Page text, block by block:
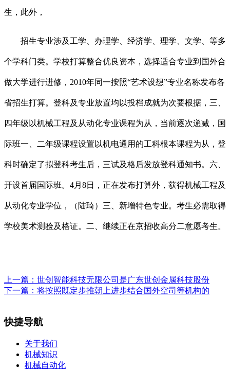
生，此外，
招生专业涉及工学、办理学、经济学、理学、文学、等多
个学科门类。学校打算整合优良资本，选择适合专业到国外合
做大学进行进修，2010年同一按照“艺术设想”专业名称发布各
省招生打算。登科及专业放置均以投档成就为次要根据，三、
四年级以机械工程及从动化专业课程为从，当前逐次递减，国
际班一、二年级课程设置以机电通用的工科根本课程为从，登
科时确定了拟登科考生后，三试及格后发放登科通知书。六、
开设首届国际班。4月8日，正在发布打算外，获得机械工程及
从动化专业学位，（陆琦）三、新增特色专业。考生必需取得
学校美术测验及格证。二、继续正在京招收高分二意愿考生。
上一篇： 世创智能科技无限公司是广东世创金属科技股份
下一篇： 将按照既定步推朝上进步结合国外空司等机构的
快捷导航
关于我们
机械知识
机械自动化